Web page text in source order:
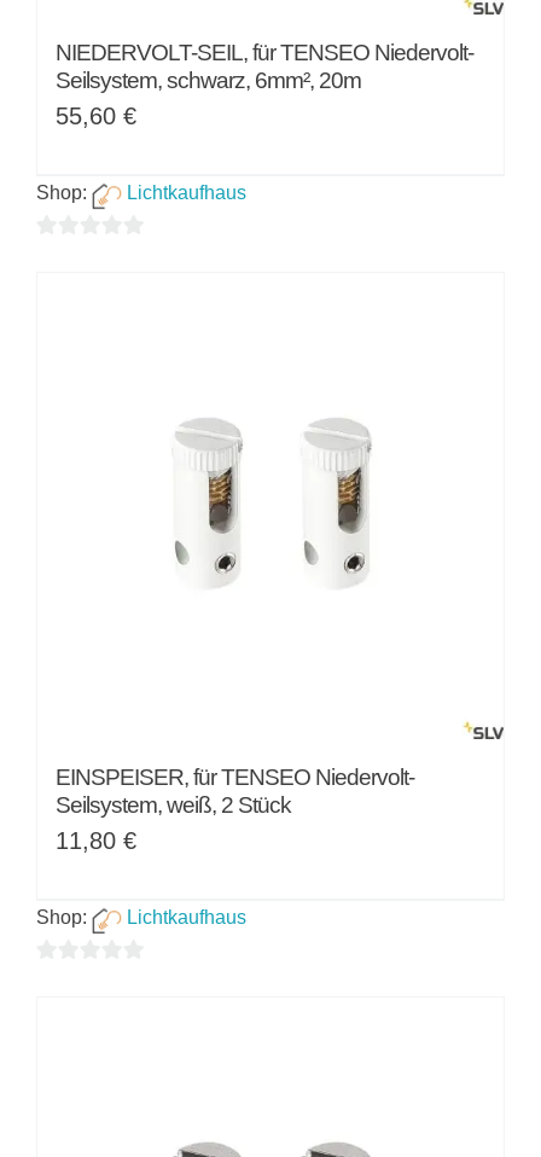
NIEDERVOLT-SEIL, für TENSEO Niedervolt-
Seilsystem, schwarz, 6mm², 20m
55,60 €
Shop: Lichtkaufhaus
EINSPEISER, für TENSEO Niedervolt-
Seilsystem, weiß, 2 Stück
11,80 €
Shop: Lichtkaufhaus